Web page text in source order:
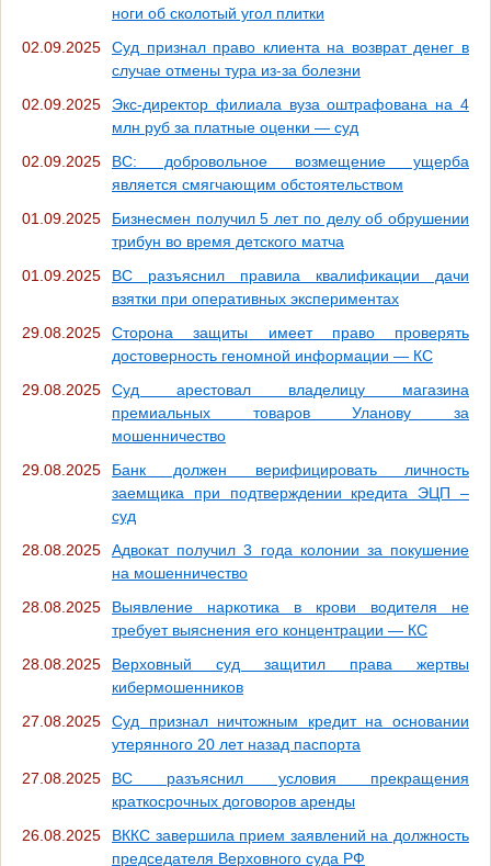
ноги об сколотый угол плитки
02.09.2025
Суд признал право клиента на возврат денег в
случае отмены тура из-за болезни
02.09.2025
Экс-директор филиала вуза оштрафована на 4
млн руб за платные оценки — суд
02.09.2025
ВС: добровольное возмещение ущерба
является смягчающим обстоятельством
01.09.2025
Бизнесмен получил 5 лет по делу об обрушении
трибун во время детского матча
01.09.2025
ВС разъяснил правила квалификации дачи
взятки при оперативных экспериментах
29.08.2025
Сторона защиты имеет право проверять
достоверность геномной информации — КС
29.08.2025
Суд арестовал владелицу магазина
премиальных товаров Уланову за
мошенничество
29.08.2025
Банк должен верифицировать личность
заемщика при подтверждении кредита ЭЦП –
суд
28.08.2025
Адвокат получил 3 года колонии за покушение
на мошенничество
28.08.2025
Выявление наркотика в крови водителя не
требует выяснения его концентрации — КС
28.08.2025
Верховный суд защитил права жертвы
кибермошенников
27.08.2025
Суд признал ничтожным кредит на основании
утерянного 20 лет назад паспорта
27.08.2025
ВС разъяснил условия прекращения
краткосрочных договоров аренды
26.08.2025
ВККС завершила прием заявлений на должность
председателя Верховного суда РФ